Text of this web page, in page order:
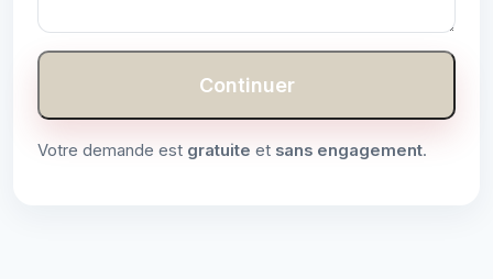
Continuer
Votre demande est gratuite et sans engagement.